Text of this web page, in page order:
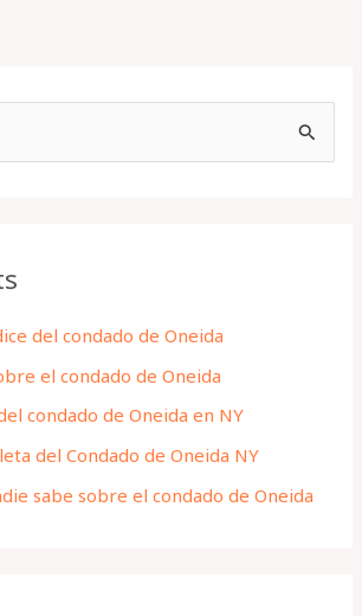
del condado de Oneida
el condado de Oneida
condado de Oneida en NY
del Condado de Oneida NY
sabe sobre el condado de Oneida